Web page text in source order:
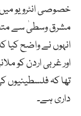
خصوصی انٹرویو
مشرق وسطیٰ سے
انہوں نے واضح
اور غربی اردن کو
تھا کہ فلسطینیوں
داری ہے۔